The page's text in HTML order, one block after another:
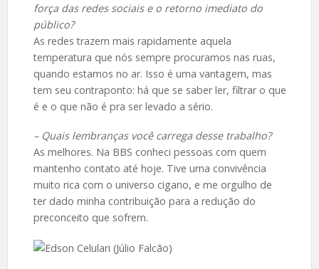
força das redes sociais e o retorno imediato do
público?
As redes trazem mais rapidamente aquela
temperatura que nós sempre procuramos nas ruas,
quando estamos no ar. Isso é uma vantagem, mas
tem seu contraponto: há que se saber ler, filtrar o que
é e o que não é pra ser levado a sério.
– Quais lembranças você carrega desse trabalho?
As melhores. Na BBS conheci pessoas com quem
mantenho contato até hoje. Tive uma convivência
muito rica com o universo cigano, e me orgulho de
ter dado minha contribuição para a redução do
preconceito que sofrem.